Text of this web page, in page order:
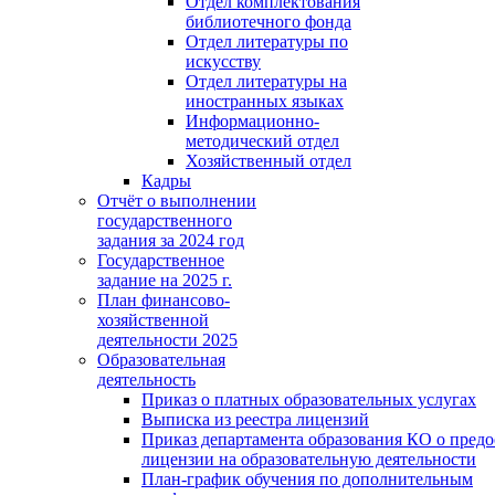
библиотечного фонда
Отдел литературы по
искусству
Отдел литературы на
иностранных языках
Информационно-
методический отдел
Хозяйственный отдел
Кадры
Отчёт о выполнении
государственного
задания за 2024 год
Государственное
задание на 2025 г.
План финансово-
хозяйственной
деятельности 2025
Образовательная
деятельность
Приказ о платных образовательных услугах
Выписка из реестра лицензий
Приказ департамента образования КО о
лицензии на образовательную деятельности
План-график обучения по дополнительным